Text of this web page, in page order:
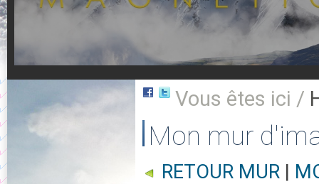
Vous êtes ici /
Mon mur
RETOUR MUR |